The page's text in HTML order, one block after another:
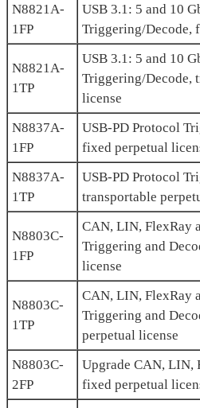
N8821A-
1FP
USB 3.1: 5 and 10
Triggering/Decode,
N8821A-
1TP
USB 3.1: 5 and 10
Triggering/Decode,
license
N8837A-
1FP
USB-PD Protocol
fixed perpetual
N8837A-
1TP
USB-PD Protocol
transportable
N8803C-
1FP
CAN, LIN, FlexRay
Triggering and
license
N8803C-
1TP
CAN, LIN, FlexRay
Triggering and
perpetual license
N8803C-
2FP
Upgrade CAN, LIN,
fixed perpetual